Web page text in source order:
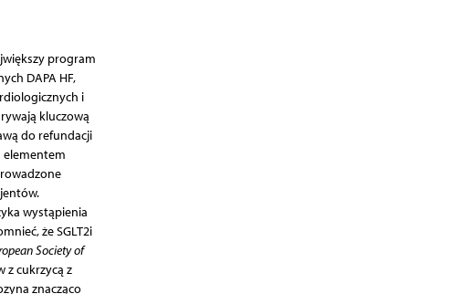
program
DAPA HF,
i
kluczową
do refundacji
elementem
wystąpienia
że SGLT2i
Society of
z cukrzycą z
znacząco